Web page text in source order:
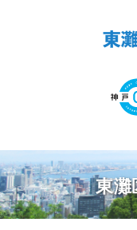
東灘